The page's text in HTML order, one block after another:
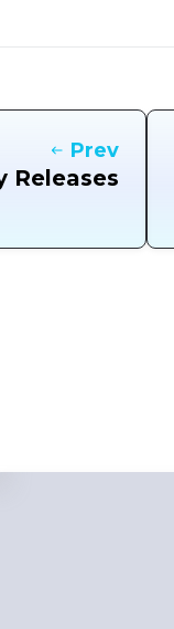
Prev
Releases